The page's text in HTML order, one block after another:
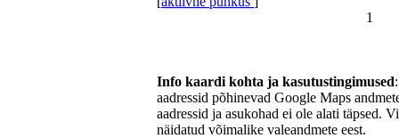
1
Info kaardi kohta ja kasutustingimused
aadressid põhinevad Google Maps
aadressid ja asukohad ei ole alati täpsed.
näidatud võimalike valeandmete eest.